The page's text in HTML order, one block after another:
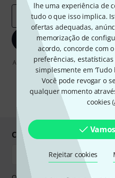
lhe uma experiência de
tudo o que isso implica.
ofertas adequadas,
memorização de
acordo, concorde com
preferências,
simplesmente em ‘Tudo
Você pode revogar o
qualquer momento
cookies (
Rejeitar cookies
Endereço de e-mail *
Inscreva-
Ao clicar em "Inscreva-se agora",
e-mail. Posso cancelar a
encontrar mais informações
proteção
*
Compre e pague em